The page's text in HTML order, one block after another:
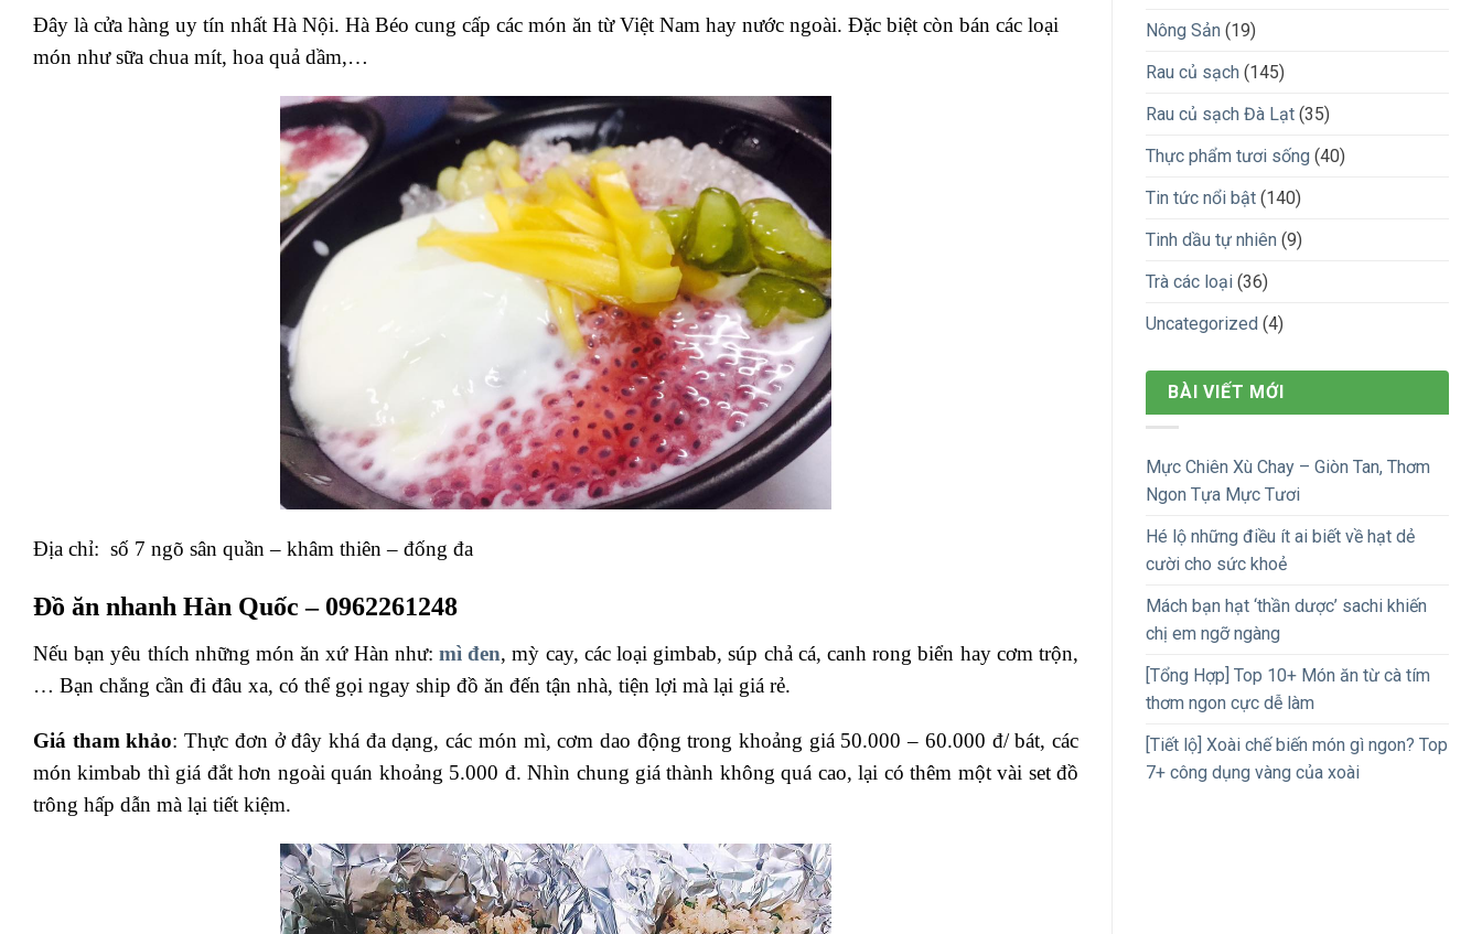
Đây là cửa hàng uy tín nhất Hà Nội. Hà Béo cung cấp các món ăn từ Việt Nam hay nước ngoài. Đặc biệt còn bán các loại
món như sữa chua mít, hoa quả dầm,…
Địa chỉ: số 7 ngõ sân quần – khâm thiên – đống đa
Đồ ăn nhanh Hàn Quốc – 0962261248
Nếu bạn yêu thích những món ăn xứ Hàn như: mì đen, mỳ cay, các loại gimbab, súp chả cá, canh rong biển hay cơm trộn,
… Bạn chẳng cần đi đâu xa, có thể gọi ngay ship đồ ăn đến tận nhà, tiện lợi mà lại giá rẻ.
Giá tham khảo: Thực đơn ở đây khá đa dạng, các món mì, cơm dao động trong khoảng giá 50.000 – 60.000 đ/ bát, các
món kimbab thì giá đắt hơn ngoài quán khoảng 5.000 đ. Nhìn chung giá thành không quá cao, lại có thêm một vài set đồ
trông hấp dẫn mà lại tiết kiệm.
Nông Sản (19)
Rau củ sạch (145)
Rau củ sạch Đà Lạt (35)
Thực phẩm tươi sống (40)
Tin tức nổi bật (140)
Tinh dầu tự nhiên (9)
Trà các loại (36)
Uncategorized (4)
BÀI VIẾT MỚI
Mực Chiên Xù Chay – Giòn Tan, Thơm
Ngon Tựa Mực Tươi
Hé lộ những điều ít ai biết về hạt dẻ
cười cho sức khoẻ
Mách bạn hạt ‘thần dược’ sachi khiến
chị em ngỡ ngàng
[Tổng Hợp] Top 10+ Món ăn từ cà tím
thơm ngon cực dễ làm
[Tiết lộ] Xoài chế biến món gì ngon? Top
7+ công dụng vàng của xoài